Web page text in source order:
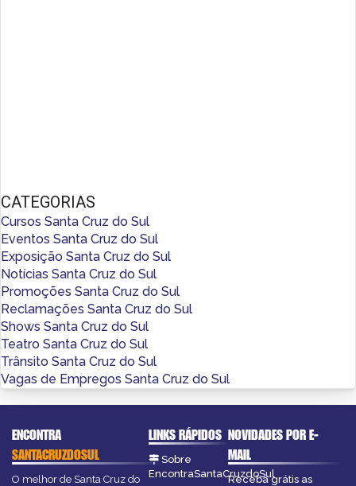
CATEGORIAS
Cursos Santa Cruz do Sul
Eventos Santa Cruz do Sul
Exposição Santa Cruz do Sul
Notícias Santa Cruz do Sul
Promoções Santa Cruz do Sul
Reclamações Santa Cruz do Sul
Shows Santa Cruz do Sul
Teatro Santa Cruz do Sul
Trânsito Santa Cruz do Sul
Vagas de Empregos Santa Cruz do Sul
ENCONTRA
SANTACRUZDOSUL
O melhor de Santa Cruz do
LINKS RÁPIDOS
Sobre
EncontraSantaCruzdoSul
NOVIDADES POR E-
MAIL
Receba grátis as